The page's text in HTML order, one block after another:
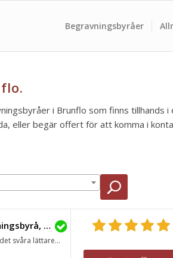
Begravningsbyråer
i Brunflo som finns tillhands i
eller begär offert för att komma i
Lavendla Begravningsbyrå, Östersund
svåra lättare...